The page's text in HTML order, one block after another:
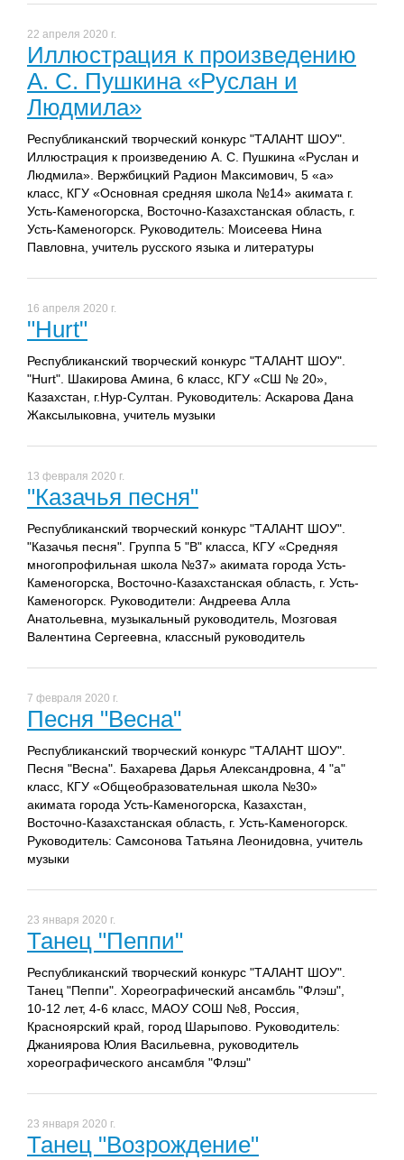
22 апреля 2020 г.
Иллюстрация к произведению
А. С. Пушкина «Руслан и
Людмила»
Республиканский творческий конкурс "ТАЛАНТ ШОУ".
Иллюстрация к произведению А. С. Пушкина «Руслан и
Людмила». Вержбицкий Радион Максимович, 5 «а»
класс, КГУ «Основная средняя школа №14» акимата г.
Усть-Каменогорска, Восточно-Казахстанская область, г.
Усть-Каменогорск. Руководитель: Моисеева Нина
Павловна, учитель русского языка и литературы
16 апреля 2020 г.
"Hurt"
Республиканский творческий конкурс "ТАЛАНТ ШОУ".
"Hurt". Шакирова Амина, 6 класс, КГУ «СШ № 20»,
Казахстан, г.Нур-Султан. Руководитель: Аскарова Дана
Жаксылыковна, учитель музыки
13 февраля 2020 г.
"Казачья песня"
Республиканский творческий конкурс "ТАЛАНТ ШОУ".
"Казачья песня". Группа 5 "В" класса, КГУ «Средняя
многопрофильная школа №37» акимата города Усть-
Каменогорска, Восточно-Казахстанская область, г. Усть-
Каменогорск. Руководители: Андреева Алла
Анатольевна, музыкальный руководитель, Мозговая
Валентина Сергеевна, классный руководитель
7 февраля 2020 г.
Песня "Весна"
Республиканский творческий конкурс "ТАЛАНТ ШОУ".
Песня "Весна". Бахарева Дарья Александровна, 4 "а"
класс, КГУ «Общеобразовательная школа №30»
акимата города Усть-Каменогорска, Казахстан,
Восточно-Казахстанская область, г. Усть-Каменогорск.
Руководитель: Самсонова Татьяна Леонидовна, учитель
музыки
23 января 2020 г.
Танец "Пеппи"
Республиканский творческий конкурс "ТАЛАНТ ШОУ".
Танец "Пеппи". Хореографический ансамбль "Флэш",
10-12 лет, 4-6 класс, МАОУ СОШ №8, Россия,
Красноярский край, город Шарыпово. Руководитель:
Джаниярова Юлия Васильевна, руководитель
хореографического ансамбля "Флэш"
23 января 2020 г.
Танец "Возрождение"